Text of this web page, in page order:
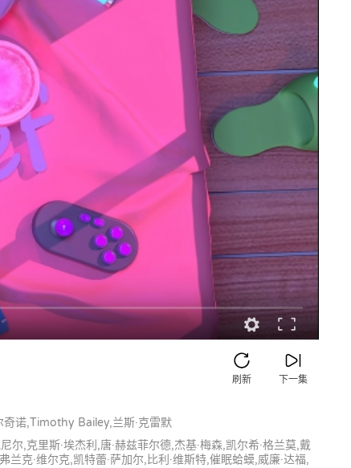
下一集
刷新
奇诺,Timothy Bailey,兰斯·克雷默
尔,克里斯·埃杰利,唐·赫兹菲尔德,杰基·梅森,凯尔希·格兰莫,戴
兰克·维尔克,凯特蕾·萨加尔,比利·维斯特,催眠蛤蟆,威廉·达福,